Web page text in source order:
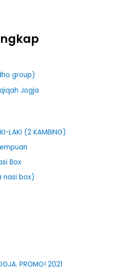
group)
Jogja
LAKI (2 KAMBING)
Box
nasi box)
PROMO! 2021